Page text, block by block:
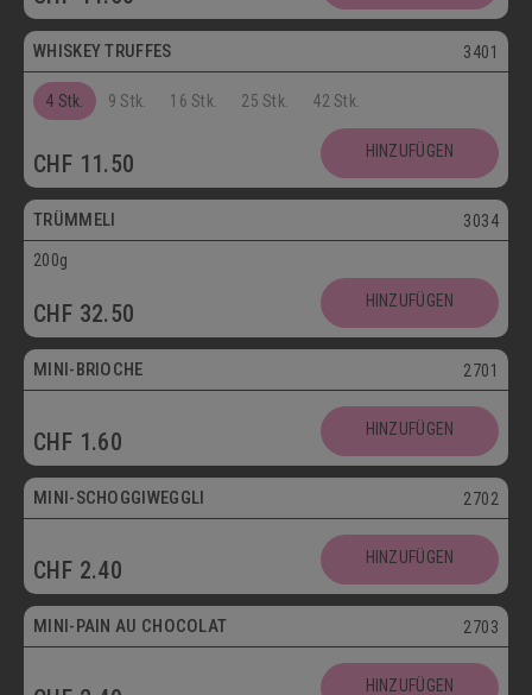
Vegetarisch
WHISKEY TRUFFES 3401
4 Stk. 9 Stk. 16 Stk. 25 Stk. 42 Stk.
CHF 11.50 HINZUFÜGEN
Vegetarisch
TRÜMMELI 3034
200g
CHF 32.50 HINZUFÜGEN
Vegetarisch
MINI-BRIOCHE 2701
CHF 1.60 HINZUFÜGEN
Vegetarisch
MINI-SCHOGGIWEGGLI 2702
CHF 2.40 HINZUFÜGEN
Vegetarisch
MINI-PAIN AU CHOCOLAT 2703
HINZUFÜGEN